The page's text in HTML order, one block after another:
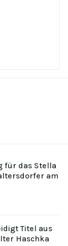
für das Stella
am
Titel aus
Haschka